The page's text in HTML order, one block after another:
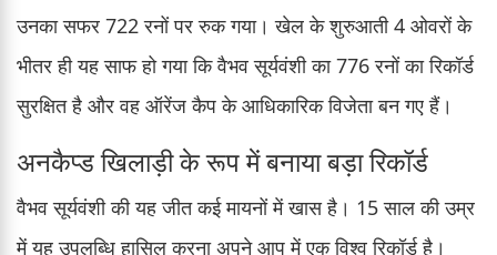
उनका सफर 722 रनों पर रुक गया। खेल के शुरुआती 4 ओवरों के
भीतर ही यह साफ हो गया कि वैभव सूर्यवंशी का 776 रनों का रिकॉर्ड
सुरक्षित है और वह ऑरेंज कैप के आधिकारिक विजेता बन गए हैं।
अनकैप्ड खिलाड़ी के रूप में बनाया बड़ा रिकॉर्ड
वैभव सूर्यवंशी की यह जीत कई मायनों में खास है। 15 साल की उम्र
में यह उपलब्धि हासिल करना अपने आप में एक विश्व रिकॉर्ड है।